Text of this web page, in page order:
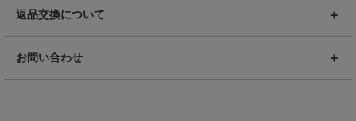
返品交換について
お問い合わせ